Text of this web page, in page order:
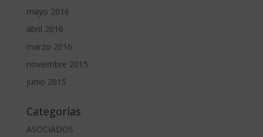
mayo 2016
abril 2016
marzo 2016
noviembre 2015
junio 2015
Categorías
ASOCIADOS